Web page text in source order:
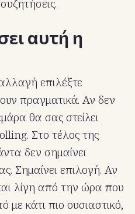
αυτή η
επιλέξτε
πραγματικά. Αν δεν
θα σας στείλει
Στο τέλος της
δεν σημαίνει
Σημαίνει επιλογή. Αν
λίγη από την ώρα που
με κάτι πιο ουσιαστικό,